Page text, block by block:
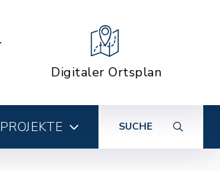
Digitaler Ortsplan
PROJEKTE SUCHE